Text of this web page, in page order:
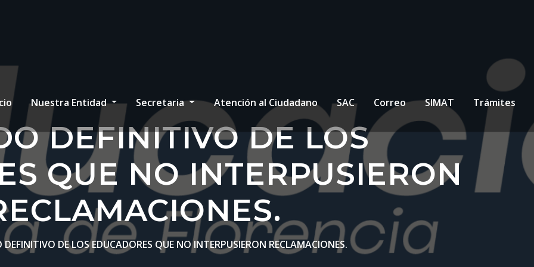
Nuestra Entidad Secretaria Atención al Ciudadano SAC Correo SIMAT Trámites
DEFINITIVO DE LOS
QUE NO INTERPUSIERON
DEFINITIVO DE LOS EDUCADORES QUE NO INTERPUSIERON RECLAMACIONES.